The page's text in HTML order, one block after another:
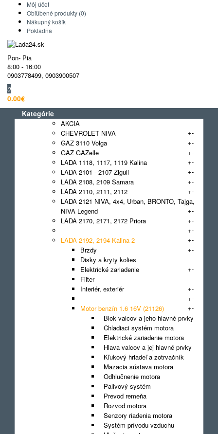
Môj účet
Obľúbené produkty (0)
Nákupný košík
Pokladňa
Pon- Pia
8:00 - 16:00
0903778499, 0903900507
0
0.00€
Kategórie
AKCIA
CHEVROLET NIVA
+-
GAZ 3110 Volga
+-
GAZ GAZelle
+-
LADA 1118, 1117, 1119 Kalina
+-
LADA 2101 - 2107 Žiguli
+-
LADA 2108, 2109 Samara
+-
LADA 2110, 2111, 2112
+-
LADA 2121 NIVA, 4x4, Urban, BRONTO, Tajga,
NIVA Legend
+-
LADA 2170, 2171, 2172 Priora
+-
+-
LADA 2192, 2194 Kalina 2
+-
Brzdy
+-
Disky a kryty kolies
Elektrické zariadenie
+-
Filter
Interiér, exteriér
+-
+-
Motor benzín 1.6 16V (21126)
+-
Blok valcov a jeho hlavné prvky
Chladiaci systém motora
Elektrické zariadenie motora
Hlava valcov a jej hlavné prvky
Kľukový hriadeľ a zotrvačník
Mazacia sústava motora
Odhlučnenie motora
Palivový systém
Prevod remeňa
Rozvod motora
Senzory riadenia motora
Systém prívodu vzduchu